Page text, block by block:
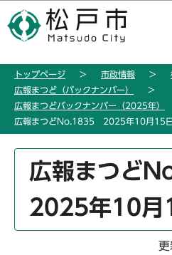
の
ー
頭
このページの
トップページ 市政情報
広報まつど（バックナンバー）
広報まつどバックナンバー（2025年）
広報まつどNo.1835 2025年10月15
か
広報まつど
2025年10月